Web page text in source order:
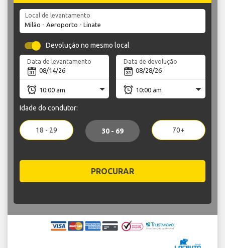
Local de levantamento
Devolução no mesmo local
Data de levantamento Data de devolução
Idade do condutor:
18 - 29 30 - 69 70+
PROCURAR